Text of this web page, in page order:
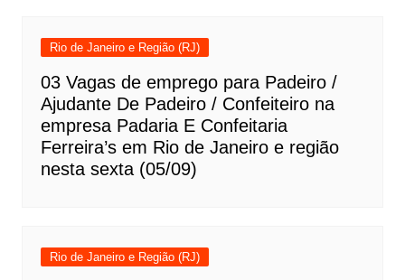
Rio de Janeiro e Região (RJ)
03 Vagas de emprego para Padeiro /
Ajudante De Padeiro / Confeiteiro na
empresa Padaria E Confeitaria
Ferreira’s em Rio de Janeiro e região
nesta sexta (05/09)
Rio de Janeiro e Região (RJ)